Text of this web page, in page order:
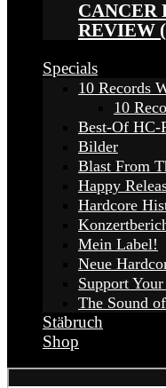
CANCER
REVIEW
Specials
10 Records
10
Best-Of HC-
Bilder
Blast From
Happy
Hardcore
Mein Label!
Neue
Support
The Sound
Stäbruch
Shop